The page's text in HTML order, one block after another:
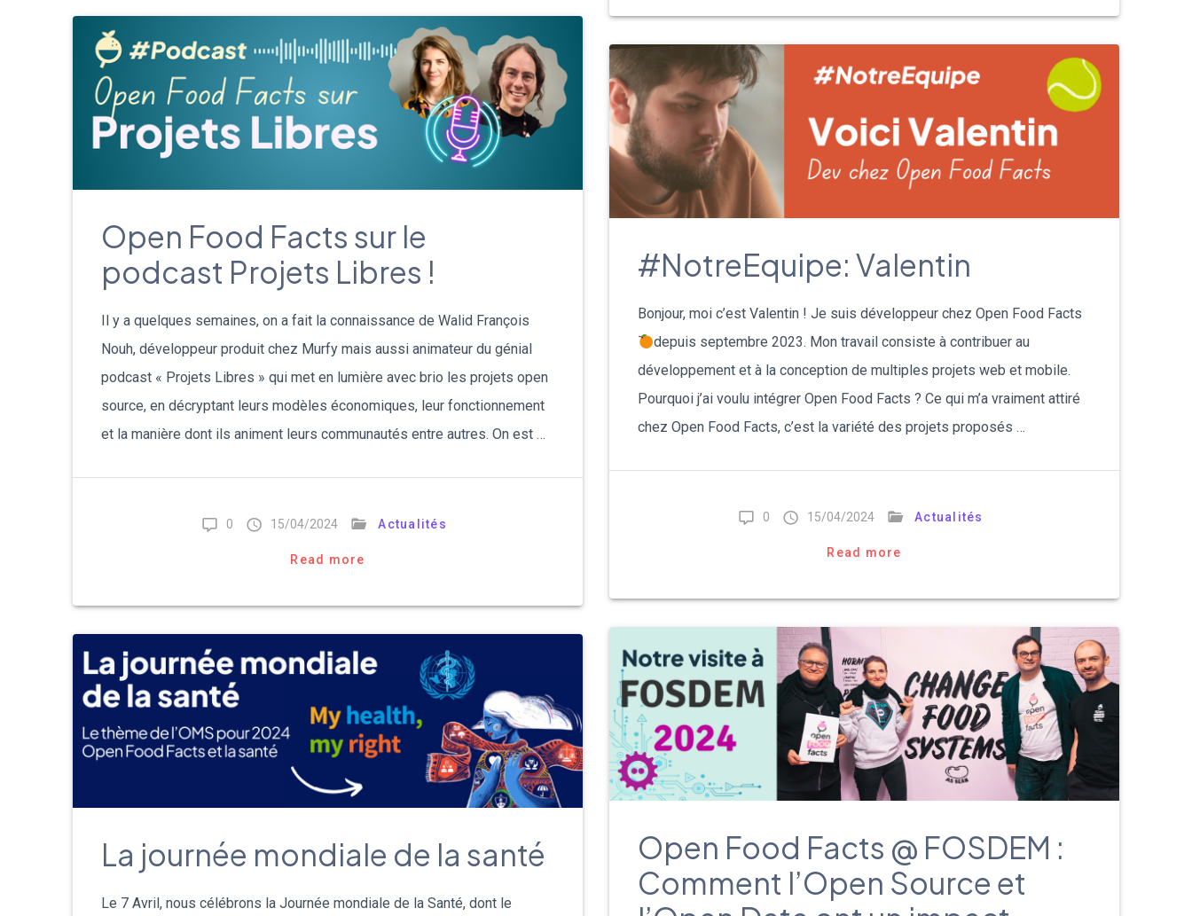
Open Food Facts sur le
podcast Projets Libres !
Il y a quelques semaines, on a fait la connaissance de Walid François
Nouh, développeur produit chez Murfy mais aussi animateur du génial
podcast « Projets Libres » qui met en lumière avec brio les projets open
source, en décryptant leurs modèles économiques, leur fonctionnement
et la manière dont ils animent leurs communautés entre autres. On est …
0 15/04/2024 Actualités
Read more
#NotreEquipe: Valentin
Bonjour, moi c’est Valentin ! Je suis développeur chez Open Food Facts
depuis septembre 2023. Mon travail consiste à contribuer au
développement et à la conception de multiples projets web et mobile.
Pourquoi j’ai voulu intégrer Open Food Facts ? Ce qui m’a vraiment attiré
chez Open Food Facts, c’est la variété des projets proposés …
0 15/04/2024 Actualités
Read more
Open Food Facts @ FOSDEM :
Comment l’Open Source et
La journée mondiale de la santé
Le 7 Avril, nous célébrons la Journée mondiale de la Santé, dont le